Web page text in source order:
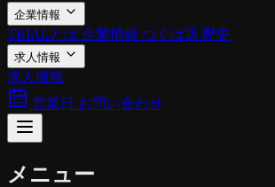
企業情報
TRIALとは 企業情報 つくば店 歴史
求人情報
求人情報
営業日 お問い合わせ
メニュー